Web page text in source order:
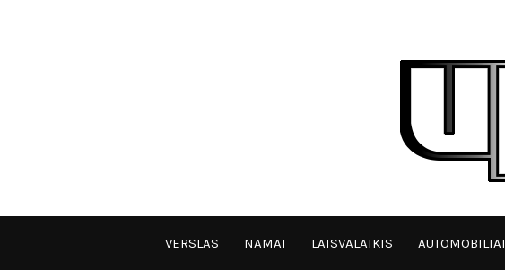
VPULF
VERSLAS NAMAI LAISVALAIKIS AUTOMOBILIAI